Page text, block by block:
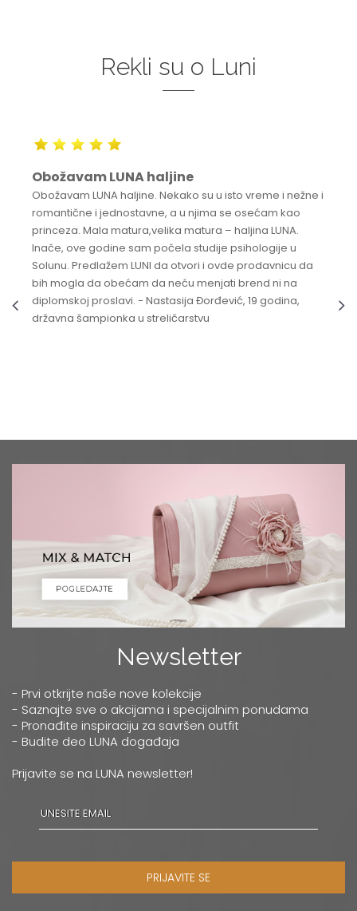
Rekli su o Luni
Obožavam LUNA haljine
Obožavam LUNA haljine. Nekako su u isto vreme i nežne i
romantične i jednostavne, a u njima se osećam kao
princeza. Mala matura,velika matura – haljina LUNA.
Inače, ove godine sam počela studije psihologije u
Solunu. Predlažem LUNI da otvori i ovde prodavnicu da
bih mogla da obećam da neću menjati brend ni na
diplomskoj proslavi. - Nastasija Đorđević, 19 godina,
državna šampionka u streličarstvu
Newsletter
- Prvi otkrijte naše nove kolekcije
- Saznajte sve o akcijama i specijalnim ponudama
- Pronađite inspiraciju za savršen outfit
- Budite deo LUNA događaja
Prijavite se na LUNA newsletter!
PRIJAVITE SE